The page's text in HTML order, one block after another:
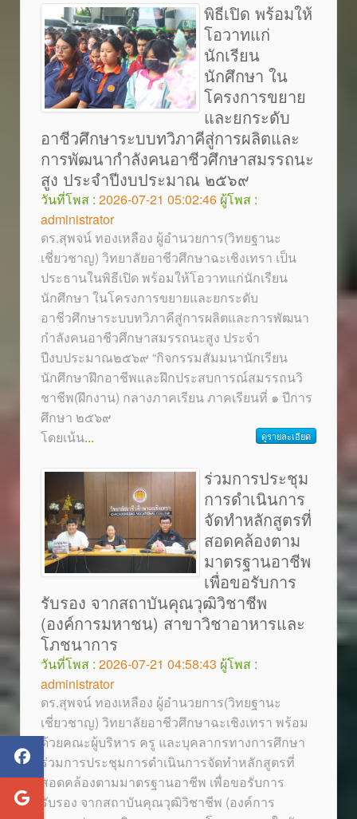
พิธีเปิด พร้อมให้
โอวาทแก่
นักเรียน
นักศึกษา ใน
โครงการขยาย
และยกระดับ
อาชีวศึกษาระบบทวิภาคีสู่การผลิตและ
การพัฒนากำลังคนอาชีวศึกษาสมรรถนะ
สูง ประจำปีงบประมาณ ๒๕๖๙
วันที่โพส : 2026-07-21 05:02:46 ผู้โพส :
administrator
ดร.สุพจน์ ทองเหลือง ผู้อำนวยการ(วิทยฐานะ
เชี่ยวชาญ) วิทยาลัยอาชีวศึกษาฉะเชิงเทรา เป็น
ประธานในพิธีเปิด พร้อมให้โอวาทแก่นักเรียน
นักศึกษา ในโครงการขยายและยกระดับ
อาชีวศึกษาระบบทวิภาคีสู่การผลิตและการพัฒนา
กำลังคนอาชีวศึกษาสมรรถนะสูง ประจำ
ปีงบประมาณ๒๕๖๙ “กิจกรรมสัมมนานักเรียน
นักศึกษาฝึกอาชีพและฝึกประสบการณ์สมรรถนวิ
ชาชีพ(ฝึกงาน) กลางภาคเรียน ภาคเรียนที่ ๑ ปีการ
ศึกษา ๒๕๖๙
โดยเน้น... ดูรายละเอียด
ร่วมการประชุม
การดำเนินการ
จัดทำหลักสูตรที่
สอดคล้องตาม
มาตรฐานอาชีพ
เพื่อขอรับการ
รับรอง จากสถาบันคุณวุฒิวิชาชีพ
(องค์การมหาชน) สาขาวิชาอาหารและ
โภชนาการ
วันที่โพส : 2026-07-21 04:58:43 ผู้โพส :
administrator
ดร.สุพจน์ ทองเหลือง ผู้อำนวยการ(วิทยฐานะ
เชี่ยวชาญ) วิทยาลัยอาชีวศึกษาฉะเชิงเทรา พร้อม
ด้วยคณะผู้บริหาร ครู และบุคลากรทางการศึกษา
ร่วมการประชุมการดำเนินการจัดทำหลักสูตรที่
สอดคล้องตามมาตรฐานอาชีพ เพื่อขอรับการ
รับรอง จากสถาบันคุณวุฒิวิชาชีพ (องค์การ